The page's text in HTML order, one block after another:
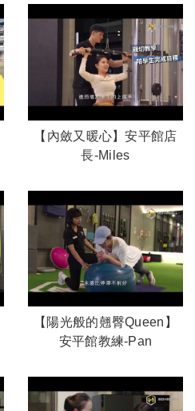
【內斂又暖心】安平館店
長-Miles
【陽光般的翹臀Queen】
安平館教練-Pan